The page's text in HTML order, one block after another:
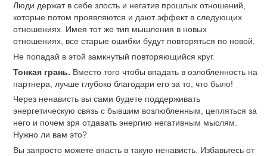
Люди держат в себе злость и негатив прошлых отношений,
которые потом проявляются и дают эффект в следующих
отношениях. Имея тот же тип мышления в новых
отношениях, все старые ошибки будут повторяться по новой.
Не попадай в этой замкнутый повторяющийся круг.
Тонкая грань. Вместо того чтобы впадать в озлобленность на
партнера, лучше глубоко благодари его за то, что было!
Через ненависть вы сами будете поддерживать
энергетическую связь с бывшим возлюбленным, цепляться за
него и почем зря отдавать энергию негативным мыслям.
Нужно ли вам это?
Вы запросто можете впасть в такую ненависть. Избавьтесь от